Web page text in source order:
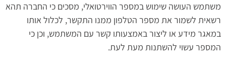
משתמש העושה שימוש במספר הווירטואלי, מסכים כי החברה תהא
רשאית לשמור את מספר הטלפון ממנו התקשר, לכלול אותו
במאגר מידע או ליצור באמצעותו קשר עם המשתמש, וכן כי
המספר עשוי להשתנות מעת לעת.